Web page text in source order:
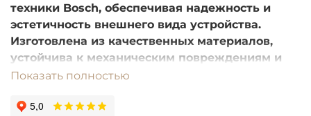
техники Bosch, обеспечивая надежность и
эстетичность внешнего вида устройства.
Изготовлена из качественных материалов,
устойчива к механическим повреждениям и
воздействию влаги. Легко устанавливается,
оригинальную ручку, возвращая технику
Показать полностью